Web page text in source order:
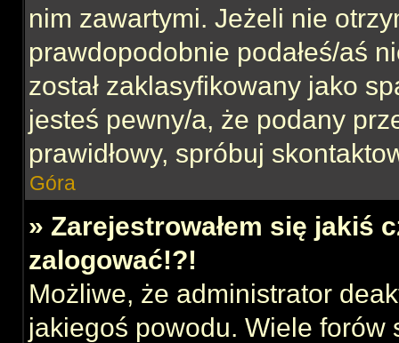
nim zawartymi. Jeżeli nie
prawdopodobnie podałeś/aś
został zaklasyfikowany jako
jesteś pewny/a, że podany
prawidłowy, spróbuj
Góra
» Zarejestrowałem się jakiś
zalogować!?!
Możliwe, że administrator
jakiegoś powodu. Wiele forów